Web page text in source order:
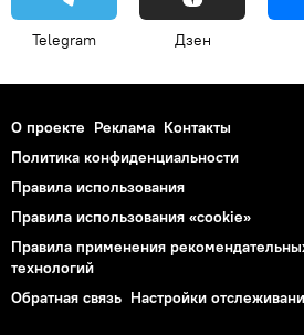
Telegram Дзен
О проекте Реклама Контакты
Политика конфиденциальности
Правила использования
Правила использования «cookie»
Правила применения
технологий
Обратная связь Настройки